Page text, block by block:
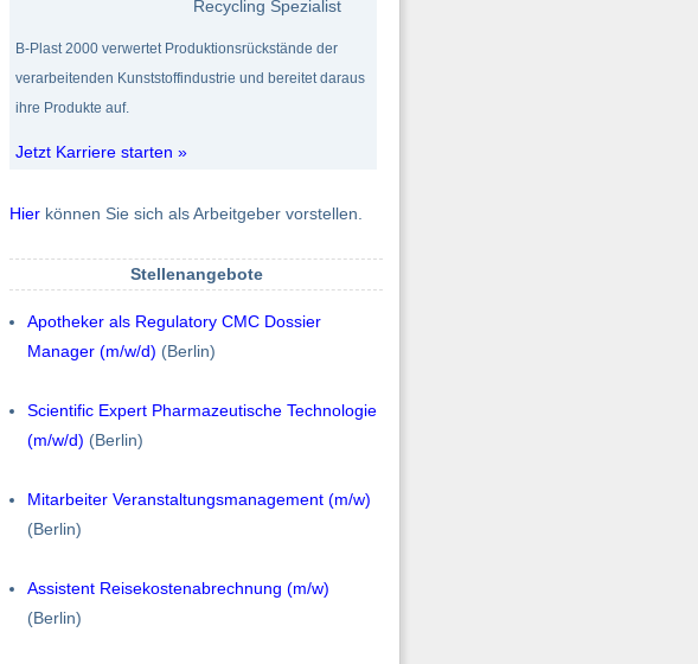
Recycling Spezialist
B-Plast 2000 verwertet Produktionsrückstände der
verarbeitenden Kunststoffindustrie und bereitet daraus
ihre Produkte auf.
Jetzt Karriere starten »
Hier können Sie sich als Arbeitgeber vorstellen.
Stellenangebote
Apotheker als Regulatory CMC Dossier
Manager (m/w/d) (Berlin)
Scientific Expert Pharmazeutische Technologie
(m/w/d) (Berlin)
Mitarbeiter Veranstaltungsmanagement (m/w)
(Berlin)
Assistent Reisekostenabrechnung (m/w)
(Berlin)